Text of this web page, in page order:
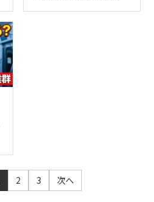
2 3 次へ